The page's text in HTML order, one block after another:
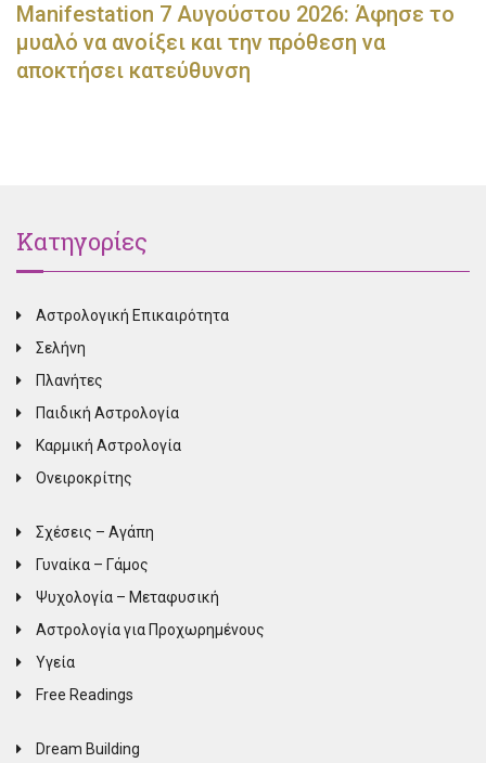
Manifestation 7 Αυγούστου 2026: Άφησε το
μυαλό να ανοίξει και την πρόθεση να
αποκτήσει κατεύθυνση
Κατηγορίες
Αστρολογική Επικαιρότητα
Σελήνη
Πλανήτες
Παιδική Αστρολογία
Καρμική Αστρολογία
Ονειροκρίτης
Σχέσεις – Αγάπη
Γυναίκα – Γάμος
Ψυχολογία – Μεταφυσική
Αστρολογία για Προχωρημένους
Υγεία
Free Readings
Dream Building